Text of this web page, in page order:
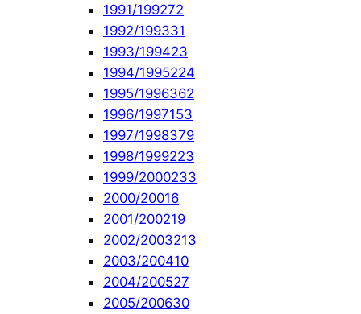
1991/199272
1992/199331
1993/199423
1994/1995224
1995/1996362
1996/1997153
1997/1998379
1998/1999223
1999/2000233
2000/20016
2001/200219
2002/2003213
2003/200410
2004/200527
2005/200630